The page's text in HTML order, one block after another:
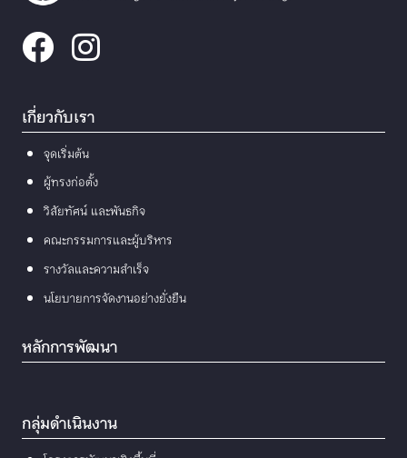
เกี่ยวกับเรา
จุดเริ่มต้น
ผู้ทรงก่อตั้ง
วิสัยทัศน์ และพันธกิจ
คณะกรรมการและผู้บริหาร
รางวัลและความสำเร็จ
นโยบายการจัดงานอย่างยั่งยืน
หลักการพัฒนา
กลุ่มดำเนินงาน